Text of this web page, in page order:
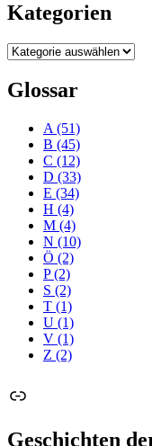
Kategorien
Kategorien
Glossar
A (51)
B (45)
C (12)
D (33)
E (34)
H (4)
M (4)
N (10)
Ö (2)
P(2)
S (2)
T (1)
U (1)
V (1)
Z (2)
Link
Geschichten